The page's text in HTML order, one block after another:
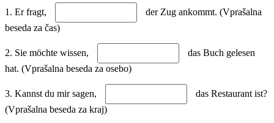
1. Er fragt,
der Zug ankommt. (Vprašalna
beseda za čas)
2. Sie möchte wissen,
das Buch gelesen
hat. (Vprašalna beseda za osebo)
3. Kannst du mir sagen,
das Restaurant ist?
(Vprašalna beseda za kraj)